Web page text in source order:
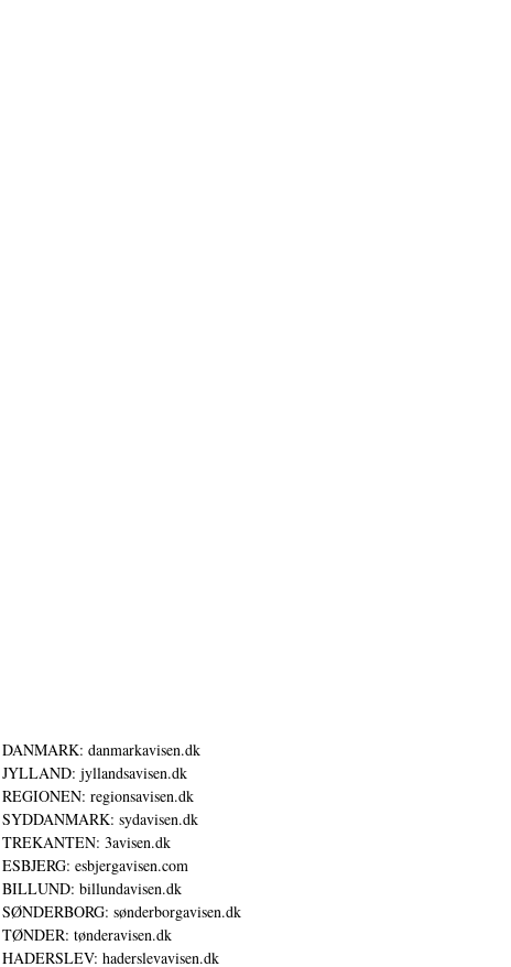
DANMARK: danmarkavisen.dk
JYLLAND: jyllandsavisen.dk
REGIONEN: regionsavisen.dk
SYDDANMARK: sydavisen.dk
TREKANTEN: 3avisen.dk
ESBJERG: esbjergavisen.com
BILLUND: billundavisen.dk
SØNDERBORG: sønderborgavisen.dk
TØNDER: tønderavisen.dk
HADERSLEV: haderslevavisen.dk